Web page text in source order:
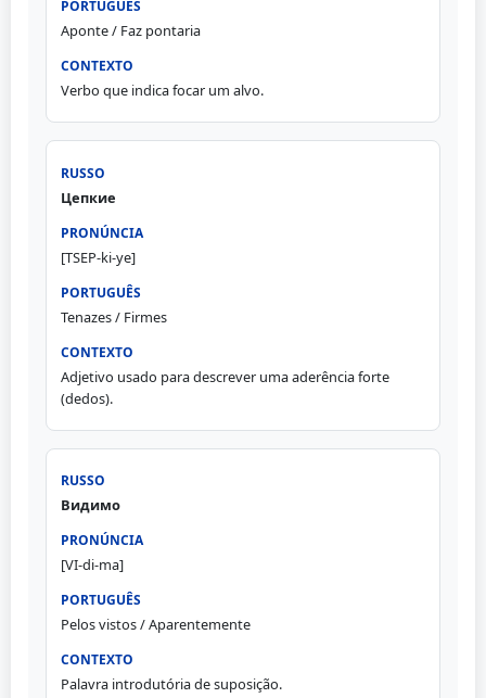
Aponte / Faz pontaria
Verbo que indica focar um alvo.
Цепкие
[TSEP-ki-ye]
Tenazes / Firmes
Adjetivo usado para descrever uma aderência forte
(dedos).
Видимо
[VI-di-ma]
Pelos vistos / Aparentemente
Palavra introdutória de suposição.